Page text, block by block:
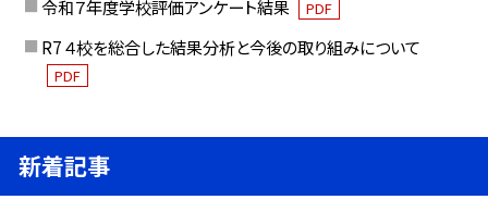
令和７年度学校評価アンケート結果 PDF
R7 ４校を総合した結果分析と今後の取り組みについて
PDF
新着記事